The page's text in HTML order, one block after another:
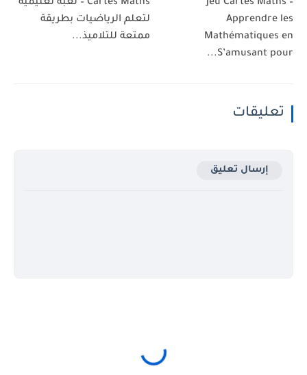
Jeu Cartes Maths –
Apprendre les
Mathématiques en
S’amusant pour...
Cartes Maths – لعبة تعليمية
لتعلم الرياضيات بطريقة
ممتعة للتلاميذ...
تعليقات
إرسال تعليق